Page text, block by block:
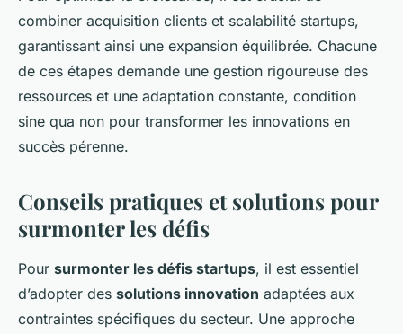
combiner acquisition clients et scalabilité startups,
garantissant ainsi une expansion équilibrée. Chacune
de ces étapes demande une gestion rigoureuse des
ressources et une adaptation constante, condition
sine qua non pour transformer les innovations en
succès pérenne.
Conseils pratiques et solutions pour
surmonter les défis
Pour surmonter les défis startups, il est essentiel
d’adopter des solutions innovation adaptées aux
contraintes spécifiques du secteur. Une approche